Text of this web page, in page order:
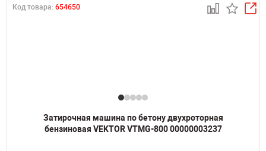
Код товара: 654650
Затирочная машина по бетону двухроторная
бензиновая VEKTOR VTMG-800 00000003237